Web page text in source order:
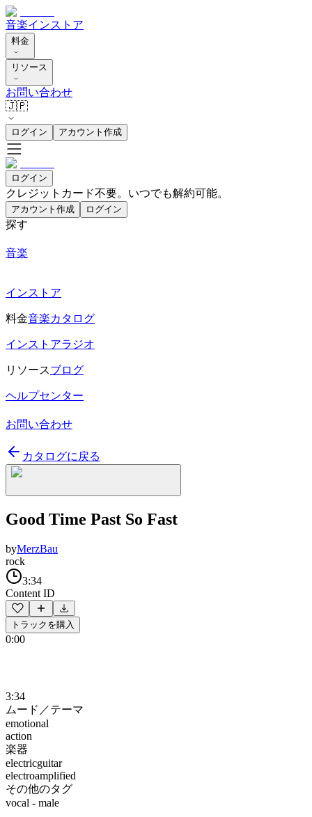
音楽インストア
料金
リソース
お問い合わせ
🇯🇵
ログイン アカウント作成
ログイン
クレジットカード不要。いつでも解約可能。
アカウント作成 ログイン
探す
音楽
インストア
料金音楽カタログ
インストアラジオ
リソースブログ
ヘルプセンター
お問い合わせ
カタログに戻る
Good Time Past So Fast
byMerzBau
rock
3:34
Content ID
トラックを購入
0:00
3:34
ムード／テーマ
emotional
action
楽器
electricguitar
electroamplified
その他のタグ
vocal - male